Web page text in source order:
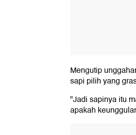
Mengutip
sapi pilih yang
"Jadi sapinya itu
apakah